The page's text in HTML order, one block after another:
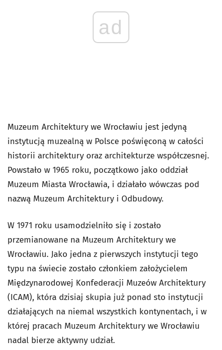
ad
Muzeum Architektury we Wrocławiu jest jedyną
instytucją muzealną w Polsce poświęconą w całości
historii architektury oraz architekturze współczesnej.
Powstało w 1965 roku, początkowo jako oddział
Muzeum Miasta Wrocławia, i działało wówczas pod
nazwą Muzeum Architektury i Odbudowy.
W 1971 roku usamodzielniło się i zostało
przemianowane na Muzeum Architektury we
Wrocławiu. Jako jedna z pierwszych instytucji tego
typu na świecie zostało członkiem założycielem
Międzynarodowej Konfederacji Muzeów Architektury
(ICAM), która dzisiaj skupia już ponad sto instytucji
działających na niemal wszystkich kontynentach, i w
której pracach Muzeum Architektury we Wrocławiu
nadal bierze aktywny udział.